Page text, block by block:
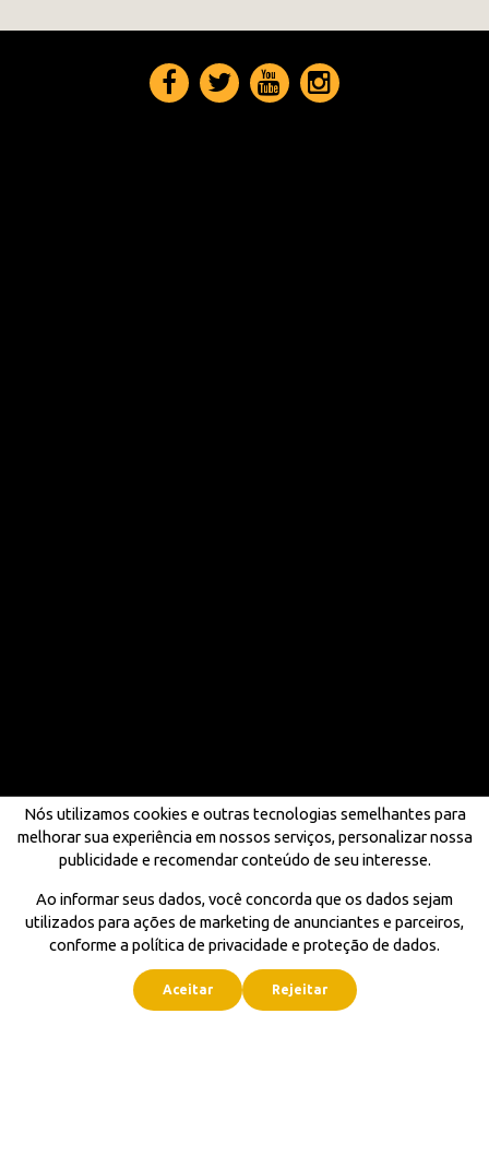
Nós utilizamos cookies e outras tecnologias semelhantes para
melhorar sua experiência em nossos serviços, personalizar nossa
publicidade e recomendar conteúdo de seu interesse.
Ao informar seus dados, você concorda que os dados sejam
utilizados para ações de marketing de anunciantes e parceiros,
conforme a política de privacidade e proteção de dados.
Aceitar Rejeitar